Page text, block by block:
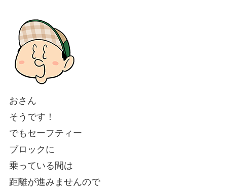
おさん
そうです！
でもセーフティー
ブロックに
乗っている間は
距離が進みませんので